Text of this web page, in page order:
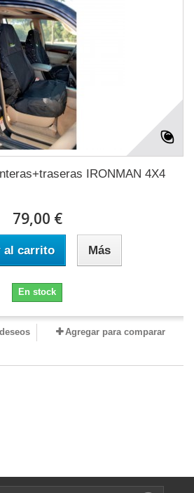
IRONMAN 4X4
79,00 €
al carrito Más
En stock
Agregar para comparar